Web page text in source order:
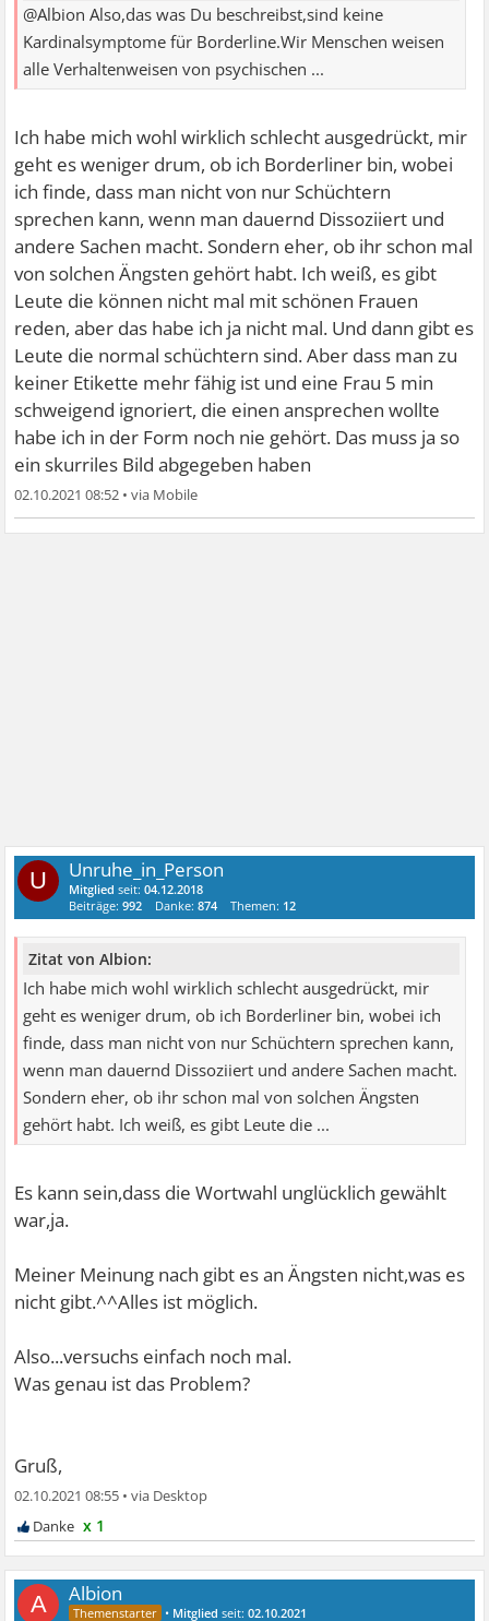
@Albion Also,das was Du beschreibst,sind keine
Kardinalsymptome für Borderline.Wir Menschen weisen
alle Verhaltenweisen von psychischen ...
Ich habe mich wohl wirklich schlecht ausgedrückt, mir
geht es weniger drum, ob ich Borderliner bin, wobei
ich finde, dass man nicht von nur Schüchtern
sprechen kann, wenn man dauernd Dissoziiert und
andere Sachen macht. Sondern eher, ob ihr schon mal
von solchen Ängsten gehört habt. Ich weiß, es gibt
Leute die können nicht mal mit schönen Frauen
reden, aber das habe ich ja nicht mal. Und dann gibt es
Leute die normal schüchtern sind. Aber dass man zu
keiner Etikette mehr fähig ist und eine Frau 5 min
schweigend ignoriert, die einen ansprechen wollte
habe ich in der Form noch nie gehört. Das muss ja so
ein skurriles Bild abgegeben haben
02.10.2021 08:52 •
U Unruhe_in_Person
Mitglied seit:04.12.2018
Beiträge:992 Danke:874 Themen: 12
Zitat von Albion:
Ich habe mich wohl wirklich schlecht ausgedrückt, mir
geht es weniger drum, ob ich Borderliner bin, wobei ich
finde, dass man nicht von nur Schüchtern sprechen kann,
wenn man dauernd Dissoziiert und andere Sachen macht.
Sondern eher, ob ihr schon mal von solchen Ängsten
gehört habt. Ich weiß, es gibt Leute die ...
Es kann sein,dass die Wortwahl unglücklich gewählt
war,ja.
Meiner Meinung nach gibt es an Ängsten nicht,was es
nicht gibt.^^Alles ist möglich.
Also...versuchs einfach noch mal.
Was genau ist das Problem?
Gruß,
02.10.2021 08:55 •
x 1
A Albion
• Mitglied seit:02.10.2021